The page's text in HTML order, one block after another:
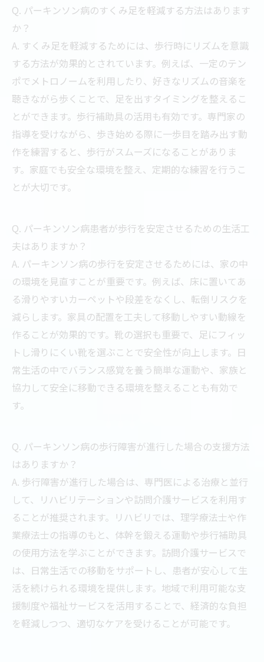
Q. パーキンソン病のすくみ足を軽減する方法はあります
か？
A. すくみ足を軽減するためには、歩行時にリズムを意識
する方法が効果的とされています。例えば、一定のテン
ポでメトロノームを利用したり、好きなリズムの音楽を
聴きながら歩くことで、足を出すタイミングを整えるこ
とができます。歩行補助具の活用も有効です。専門家の
指導を受けながら、歩き始める際に一歩目を踏み出す動
作を練習すると、歩行がスムーズになることがありま
す。家庭でも安全な環境を整え、定期的な練習を行うこ
とが大切です。
Q. パーキンソン病患者が歩行を安定させるための生活工
夫はありますか？
A. パーキンソン病の歩行を安定させるためには、家の中
の環境を見直すことが重要です。例えば、床に置いてあ
る滑りやすいカーペットや段差をなくし、転倒リスクを
減らします。家具の配置を工夫して移動しやすい動線を
作ることが効果的です。靴の選択も重要で、足にフィッ
トし滑りにくい靴を選ぶことで安全性が向上します。日
常生活の中でバランス感覚を養う簡単な運動や、家族と
協力して安全に移動できる環境を整えることも有効で
す。
Q. パーキンソン病の歩行障害が進行した場合の支援方法
はありますか？
A. 歩行障害が進行した場合は、専門医による治療と並行
して、リハビリテーションや訪問介護サービスを利用す
ることが推奨されます。リハビリでは、理学療法士や作
業療法士の指導のもと、体幹を鍛える運動や歩行補助具
の使用方法を学ぶことができます。訪問介護サービスで
は、日常生活での移動をサポートし、患者が安心して生
活を続けられる環境を提供します。地域で利用可能な支
援制度や福祉サービスを活用することで、経済的な負担
を軽減しつつ、適切なケアを受けることが可能です。